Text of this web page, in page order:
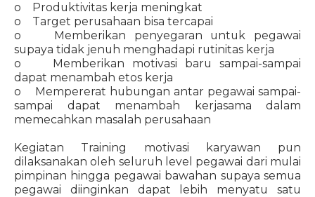
o Produktivitas kerja meningkat
o Target perusahaan bisa tercapai
o Memberikan penyegaran untuk pegawai
supaya tidak jenuh menghadapi rutinitas kerja
o Memberikan motivasi baru sampai-sampai
dapat menambah etos kerja
o Mempererat hubungan antar pegawai sampai-
sampai dapat menambah kerjasama dalam
memecahkan masalah perusahaan
Kegiatan Training motivasi karyawan pun
dilaksanakan oleh seluruh level pegawai dari mulai
pimpinan hingga pegawai bawahan supaya semua
pegawai diinginkan dapat lebih menyatu satu